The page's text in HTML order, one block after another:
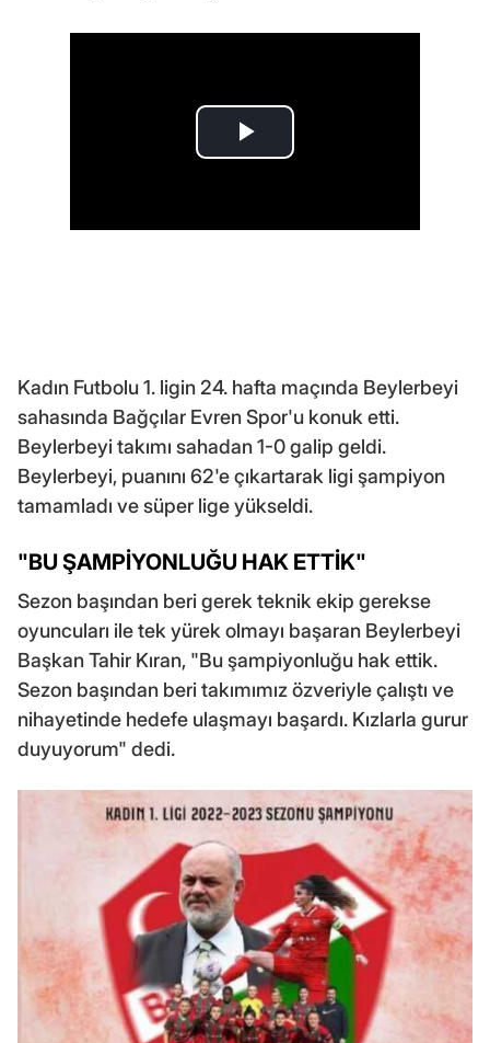
Kadın Futbolu 1. ligin 24. hafta maçında Beylerbeyi
sahasında Bağçılar Evren Spor'u konuk etti.
Beylerbeyi takımı sahadan 1-0 galip geldi.
Beylerbeyi, puanını 62'e çıkartarak ligi şampiyon
tamamladı ve süper lige yükseldi.
"BU ŞAMPİYONLUĞU HAK ETTİK"
Sezon başından beri gerek teknik ekip gerekse
oyuncuları ile tek yürek olmayı başaran Beylerbeyi
Başkan Tahir Kıran, "Bu şampiyonluğu hak ettik.
Sezon başından beri takımımız özveriyle çalıştı ve
nihayetinde hedefe ulaşmayı başardı. Kızlarla gurur
duyuyorum" dedi.